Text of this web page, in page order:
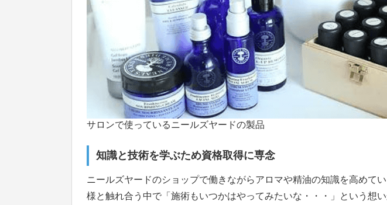
サロンで使っているニールズヤードの製品
知識と技術を学ぶため資格取得に専念
ニールズヤードのショップで働きながらアロマや精油の知識を高めて
様と触れ合う中で「施術もいつかはやってみたいな・・・」という想